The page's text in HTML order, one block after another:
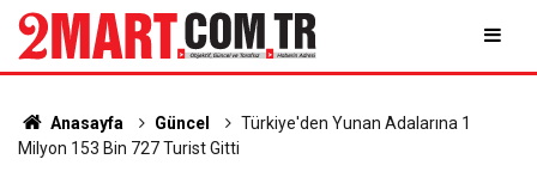
Anasayfa Güncel
Türkiye'den Yunan Adalarına 1
Milyon 153 Bin 727 Turist Gitti